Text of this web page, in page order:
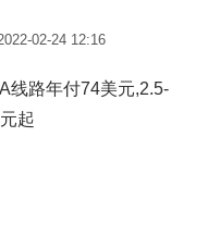
02-24 12:16
线路年付74美元,2.5-
起